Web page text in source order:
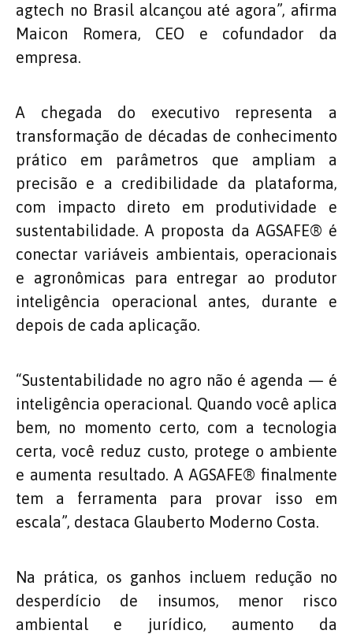
agtech no Brasil alcançou até agora”, afirma
Maicon Romera, CEO e cofundador da
empresa.
A chegada do executivo representa a
transformação de décadas de conhecimento
prático em parâmetros que ampliam a
precisão e a credibilidade da plataforma,
com impacto direto em produtividade e
sustentabilidade. A proposta da AGSAFE®️ é
conectar variáveis ambientais, operacionais
e agronômicas para entregar ao produtor
inteligência operacional antes, durante e
depois de cada aplicação.
“Sustentabilidade no agro não é agenda — é
inteligência operacional. Quando você aplica
bem, no momento certo, com a tecnologia
certa, você reduz custo, protege o ambiente
e aumenta resultado. A AGSAFE®️ finalmente
tem a ferramenta para provar isso em
escala”, destaca Glauberto Moderno Costa.
Na prática, os ganhos incluem redução no
desperdício de insumos, menor risco
ambiental e jurídico, aumento da